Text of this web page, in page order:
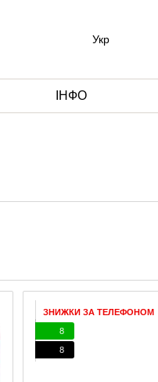
Укр
ІНФО
ЗНИЖКИ ЗА ТЕЛЕФОНОМ
8
8